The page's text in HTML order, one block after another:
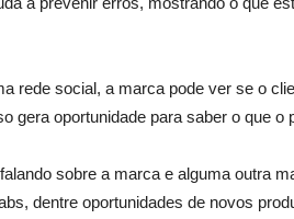
rede social, a marca pode ver se o
gera oportunidade para saber o que o
sobre a marca e alguma outra
dentre oportunidades de novos